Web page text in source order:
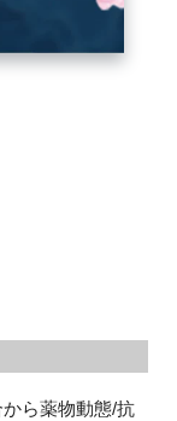
ら薬物動態/抗